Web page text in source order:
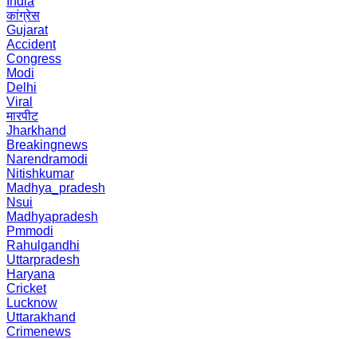
कांग्रेस
Gujarat
Accident
Congress
Modi
Delhi
Viral
मारपीट
Jharkhand
Breakingnews
Narendramodi
Nitishkumar
Madhya_pradesh
Nsui
Madhyapradesh
Pmmodi
Rahulgandhi
Uttarpradesh
Haryana
Cricket
Lucknow
Uttarakhand
Crimenews